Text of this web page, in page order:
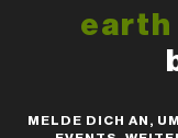
earth
MELDE DICH AN,